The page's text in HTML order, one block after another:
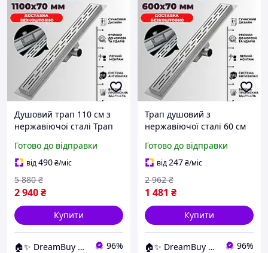
Душовий трап 110 см з
нержавіючої сталі Трап
Душовий трап 1100мм
Готово до відправки
від490₴/міс
2 940₴
5 880 ₴
Купити
🏠✨ DreamBuy ✨🏠 96%
Трап душовий з
нержавіючої сталі 60 см
нержавіюча сталь для
душу 600мм в підлогу
якісний з сухим затвором
Готово до відправки
від247₴/міс
1 481 ₴
2 962 ₴
Купити
🏠✨ DreamBuy ✨🏠 96%